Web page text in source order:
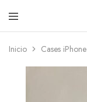
Inicio Cases iPhone